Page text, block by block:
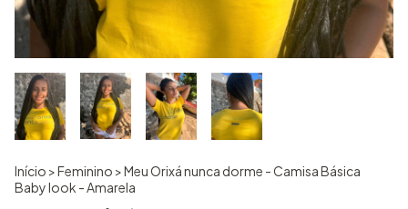
Início >Feminino >Meu Orixá nunca dorme - Camisa Básica
Baby look - Amarela